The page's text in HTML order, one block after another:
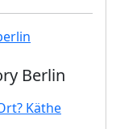
Berlin
Käthe